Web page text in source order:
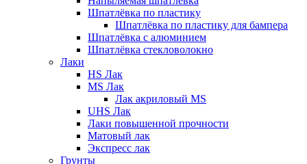
Шпатлёвка по пластику
Шпатлёвка по пластику для бампера
Шпатлёвка с алюминием
Шпатлёвка стекловолокно
Лаки
HS Лак
MS Лак
Лак акриловый MS
UHS Лак
Лаки повышенной прочности
Матовый лак
Экспресс лак
Грунты